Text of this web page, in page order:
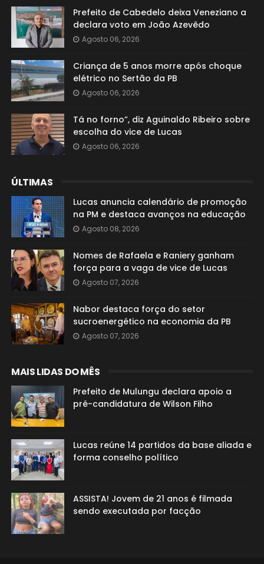
Prefeito de Cabedelo deixa Veneziano a
declara voto em João Azevêdo
Agosto 06, 2026
Criança de 5 anos morre após choque
elétrico no Sertão da PB
Agosto 06, 2026
Tá no forno”, diz Aguinaldo Ribeiro sobre
escolha do vice de Lucas
Agosto 06, 2026
ÚLTIMAS
Lucas anuncia calendário de promoção
na PM e destaca avanços na educação
Agosto 08, 2026
Nomes de Rafaela e Raniery ganham
força para a vaga de vice de Lucas
Agosto 07, 2026
Nabor destaca força do setor
sucroenergético na economia da PB
Agosto 07, 2026
MAIS LIDAS DO MÊS
Prefeito de Mulungu declara apoio a
pré-candidatura de Wilson Filho
Lucas reúne 14 partidos da base aliada e
forma conselho político
ASSISTA! Jovem de 21 anos é filmada
sendo executada por facção